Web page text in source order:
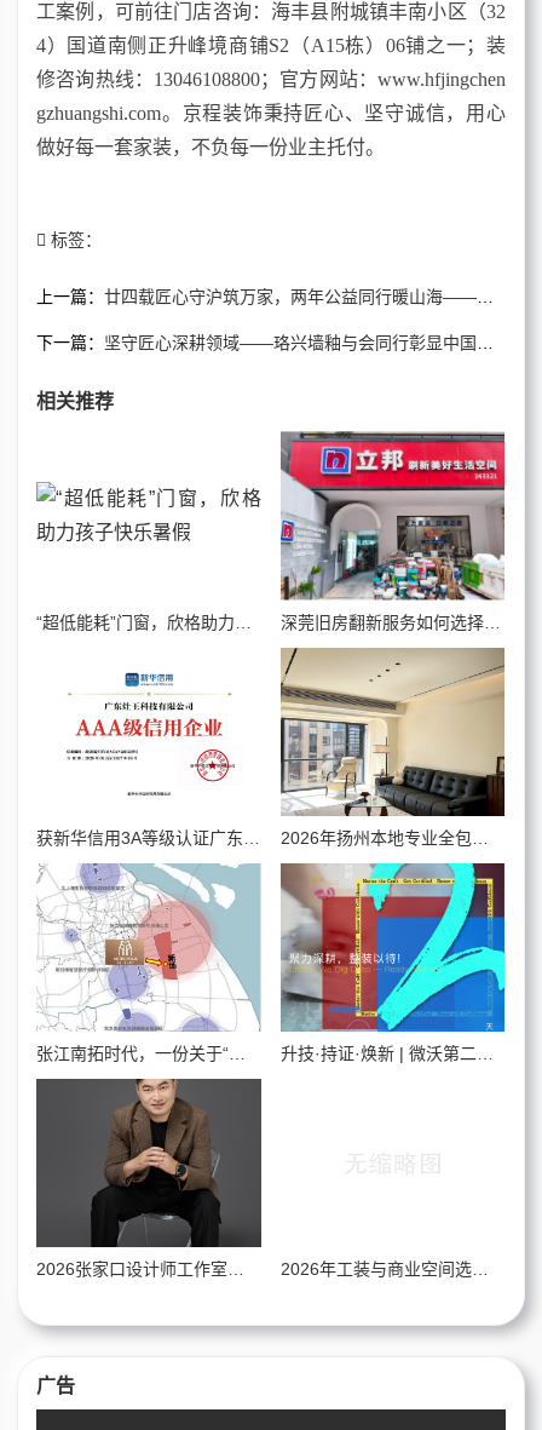
工案例，可前往门店咨询：海丰县附城镇丰南小区（32
4）国道南侧正升峰境商铺S2（A15栋）06铺之一；装
修咨询热线：13046108800；官方网站：www.hfjingchen
gzhuangshi.com。京程装饰秉持匠心、坚守诚信，用心
做好每一套家装，不负每一份业主托付。
标签：
上一篇： 廿四载匠心守沪筑万家，两年公益同行暖山海——上海开心装以专业与善意双向奔赴
下一篇： 坚守匠心深耕领域——珞兴墙釉与会同行彰显中国墙釉品牌力量
相关推荐
深莞旧房翻新服务如何选择？深圳市大崇德装饰企业能力全面解析
2026张家口设计师工作室高端选购攻略，覆盖全场景需求的优质品牌盘点 2026年工装与商业空间选材新标准：烟台板材企业工程服务能力全景
广告